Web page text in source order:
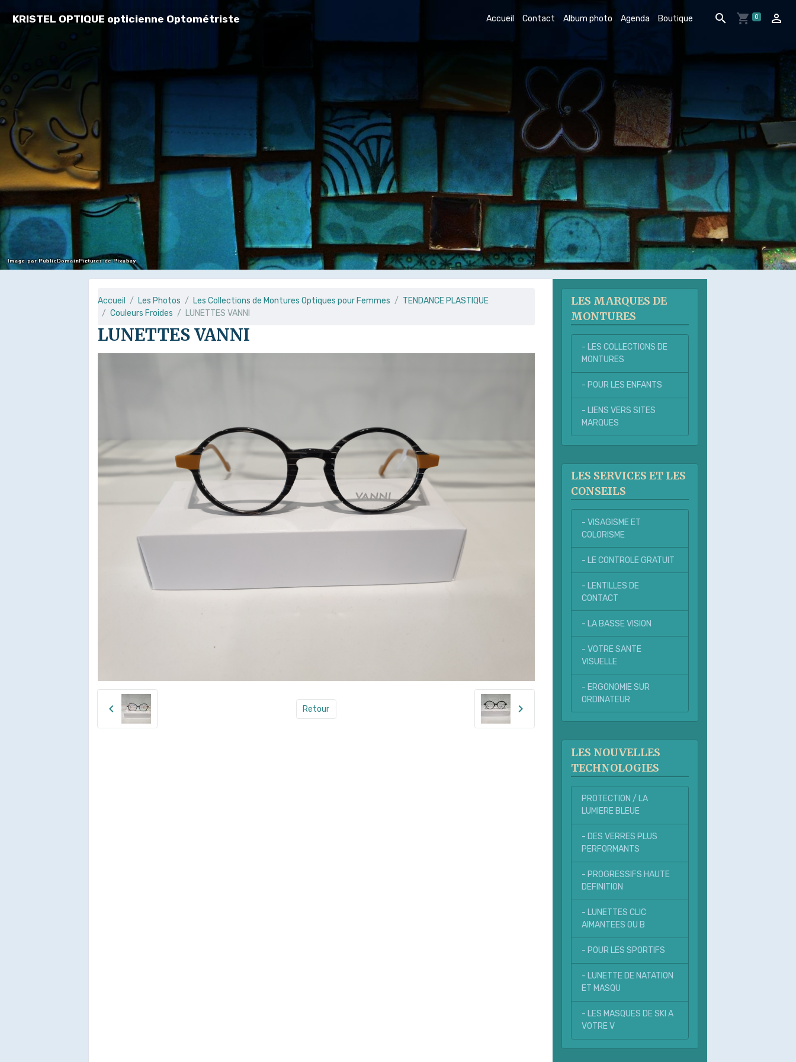
KRISTEL OPTIQUE opticienne Optométriste Accueil Contact Album photo Agenda Boutique 0
Accueil Les Photos Les Collections de Montures Optiques pour Femmes
TENDANCE PLASTIQUE
Couleurs Froides
LUNETTES VANNI
LUNETTES VANNI
Retour
LES MARQUES DE
MONTURES
- LES COLLECTIONS DE
MONTURES
- POUR LES ENFANTS
- LIENS VERS SITES
MARQUES
LES SERVICES ET LES
CONSEILS
- VISAGISME ET
COLORISME
- LE CONTROLE GRATUIT
- LENTILLES DE
CONTACT
- LA BASSE VISION
- VOTRE SANTE
VISUELLE
- ERGONOMIE SUR
ORDINATEUR
LES NOUVELLES
TECHNOLOGIES
PROTECTION / LA
LUMIERE BLEUE
- DES VERRES PLUS
PERFORMANTS
- PROGRESSIFS HAUTE
DEFINITION
- LUNETTES CLIC
AIMANTEES OU B
- POUR LES SPORTIFS
- LUNETTE DE NATATION
ET MASQU
- LES MASQUES DE SKI A
VOTRE V